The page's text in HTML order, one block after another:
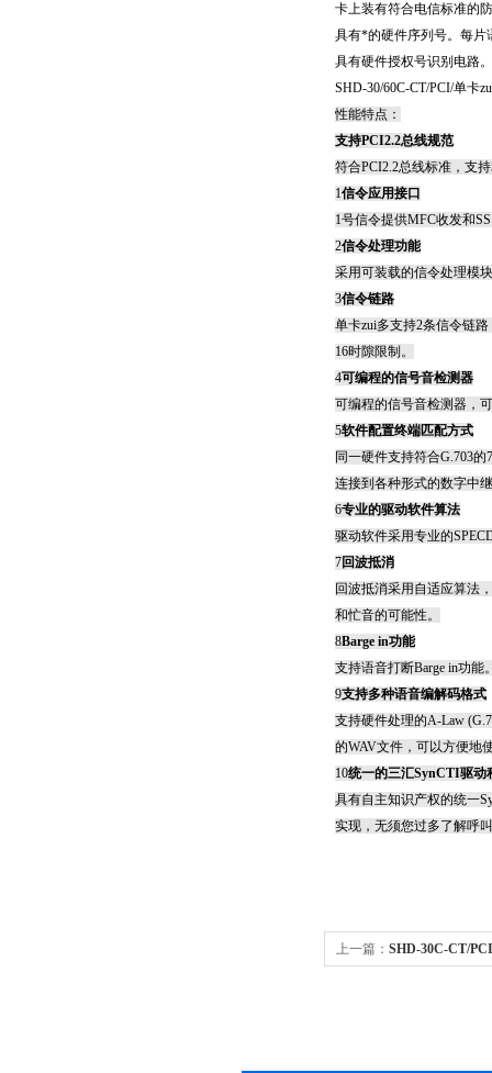
卡上装有符合电信标准的
具有*的硬件序列号。每片
具有硬件授权号识别电路
SHD-30/60C-CT/PCI/单卡
性能特点：
支持PCI2.2总线规范
符合PCI2.2总线标准，支持
1信令应用接口
1号信令提供MFC收发和
2信令处理功能
采用可装载的信令处理模
3信令链路
单卡zui多支持2条信令链
16时隙限制。
4可编程的信号音检测器
可编程的信号音检测器，
5软件配置终端匹配方式
同一硬件支持符合G.703的
连接到各种形式的数字中
6专业的驱动软件算法
驱动软件采用专业的
7回波抵消
回波抵消采用自适应算法
和忙音的可能性。
8Barge in功能
支持语音打断Barge in功能
9支持多种语音编解码格式
支持硬件处理的A-Law
的WAV文件，可以方便地
10统一的三汇SynCTI驱动
具有自主知识产权的统一
实现，无须您过多了解呼
上一篇： SHD-30C-CT/